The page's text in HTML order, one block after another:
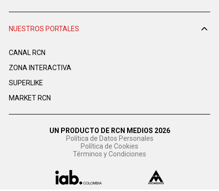
NUESTROS PORTALES
CANAL RCN
ZONA INTERACTIVA
SUPERLIKE
MARKET RCN
UN PRODUCTO DE RCN MEDIOS 2026
Política de Datos Personales
Política de Cookies
Términos y Condiciones